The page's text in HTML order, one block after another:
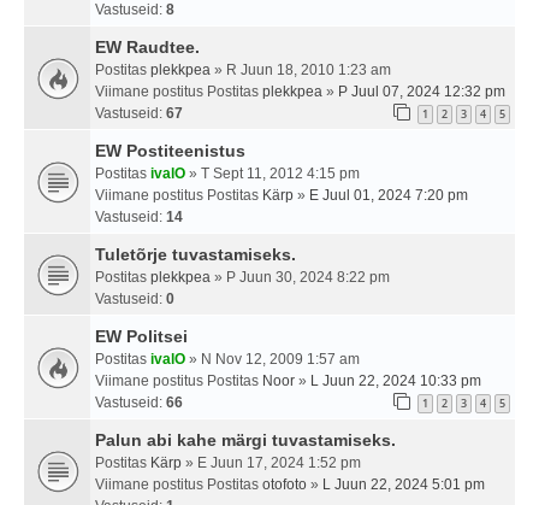
Vastuseid: 8
EW Raudtee.
Postitas plekkpea » R Juun 18, 2010 1:23 am
Viimane postitus Postitas plekkpea » P Juul 07, 2024 12:32 pm
Vastuseid: 67 1 2 3 4 5
EW Postiteenistus
Postitas ivalO » T Sept 11, 2012 4:15 pm
Viimane postitus Postitas Kärp » E Juul 01, 2024 7:20 pm
Vastuseid: 14
Tuletõrje tuvastamiseks.
Postitas plekkpea » P Juun 30, 2024 8:22 pm
Vastuseid: 0
EW Politsei
Postitas ivalO » N Nov 12, 2009 1:57 am
Viimane postitus Postitas Noor » L Juun 22, 2024 10:33 pm
Vastuseid: 66 1 2 3 4 5
Palun abi kahe märgi tuvastamiseks.
Postitas Kärp » E Juun 17, 2024 1:52 pm
Viimane postitus Postitas otofoto » L Juun 22, 2024 5:01 pm